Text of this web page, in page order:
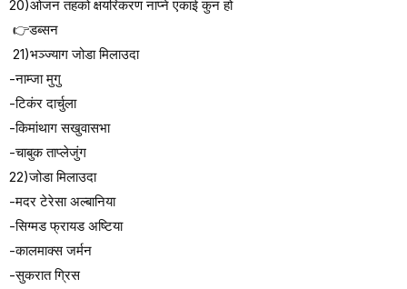
20)ओजन तहको क्षयरिकरण नाप्ने एकाई कुन हो
👉डब्सन
21)भञ्ज्याग जोडा मिलाउदा
-नाम्जा मुगु
-टिकंर दार्चुला
-किमांथाग सखुवासभा
-चाबुक ताप्लेजुंग
22)जोडा मिलाउदा
-मदर टेरेसा अल्बानिया
-सिग्मड फ्रायड अष्टिया
-कालमाक्स जर्मन
-सुकरात ग्रिस